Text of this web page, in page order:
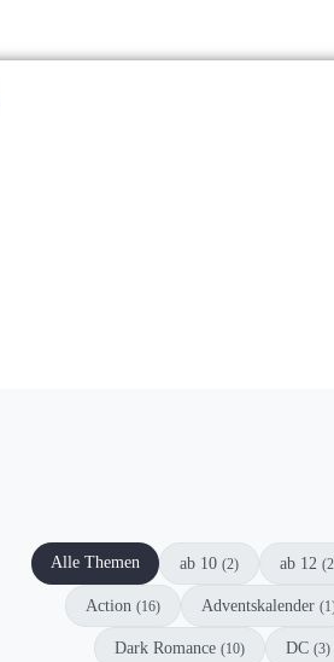
Alle Themen ab 10 (2) ab 12
Action (16) Adventskalender
Dark Romance (10) DC (3)